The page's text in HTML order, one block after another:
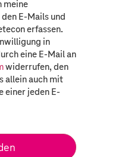
meine
E-Mails und
erfassen.
in
eine E-Mail an
widerrufen, den
allein auch mit
einer jeden E-